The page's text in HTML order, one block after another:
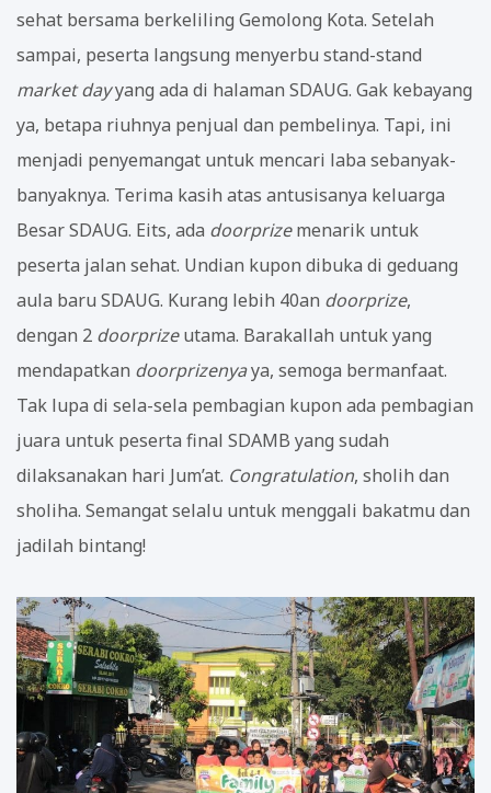
sehat bersama berkeliling Gemolong Kota. Setelah
sampai, peserta langsung menyerbu stand-stand
market dayyang ada di halaman SDAUG. Gak kebayang
ya, betapa riuhnya penjual dan pembelinya. Tapi, ini
menjadi penyemangat untuk mencari laba sebanyak-
banyaknya. Terima kasih atas antusisanya keluarga
Besar SDAUG. Eits, ada doorprizemenarik untuk
peserta jalan sehat. Undian kupon dibuka di geduang
aula baru SDAUG. Kurang lebih 40an doorprize,
dengan 2 doorprizeutama. Barakallah untuk yang
mendapatkan doorprizenyaya, semoga bermanfaat.
Tak lupa di sela-sela pembagian kupon ada pembagian
juara untuk peserta final SDAMB yang sudah
dilaksanakan hari Jum’at. Congratulation, sholih dan
sholiha. Semangat selalu untuk menggali bakatmu dan
jadilah bintang!